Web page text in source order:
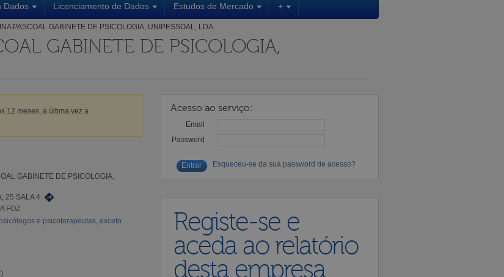
Dados Licenciamento de Dados Estudos de Mercado +
PASCOAL GABINETE DE PSICOLOGIA, UNIPESSOAL, LDA
GABINETE DE PSICOLOGIA,
12 meses, a última vez a
GABINETE DE PSICOLOGIA,
25 SALA 4
FOZ
e psicoterapeutas, exceto
Acesso ao serviço:
Email
Password
Esqueceu-se da sua password de acesso?
Registe-se e
aceda ao relatório
desta empresa